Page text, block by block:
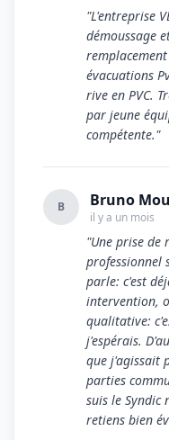
"L'entreprise
démoussage
évacuations
rive en PVC.
par jeune
compétente."
B Bruno
il y a un mois
"Une prise de
professionnel
parle: c'est
intervention,
qualitative:
j'espérais.
que j'agissait
parties
suis le Syndic
retiens bien